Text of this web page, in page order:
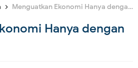
Menguatkan Ekonomi Hanya dengan Syariat
Hanya dengan